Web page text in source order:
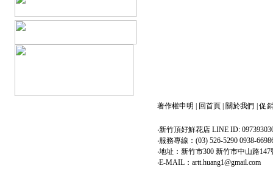
著作權申明 回首頁 關於我們 |促
‧新竹頂好鮮花店 LINE ID:
‧服務專線：(03) 526-5290 0938-
‧地址：新竹市300 新竹市中山路147
‧E-MAIL：artt.huang1@gmail.com